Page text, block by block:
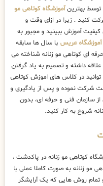
توسط بهترینآموزشگاه کوتاهی مو
کنید . زیرا در ازای وقت و
کیفیت آموزش ببینید و مجبور به
آموزشگاه عریس با سال ها سابقه
ای کوتاهی مو زنانه شناخته می
علاقه داشته و تصمیم به یاد گرفتن
توانید در کلاس های اموزش کوتاهی
شرکت نموده و پس از یادگیری و
سازمان فنی و حرفه ای، بدون
شروع به کار کنید.
کوتاهی مو زنانه در پاکدشت ،
مو زنانه به صورت کاملا عملی با
تمام روش هایی که یک آرایشگر